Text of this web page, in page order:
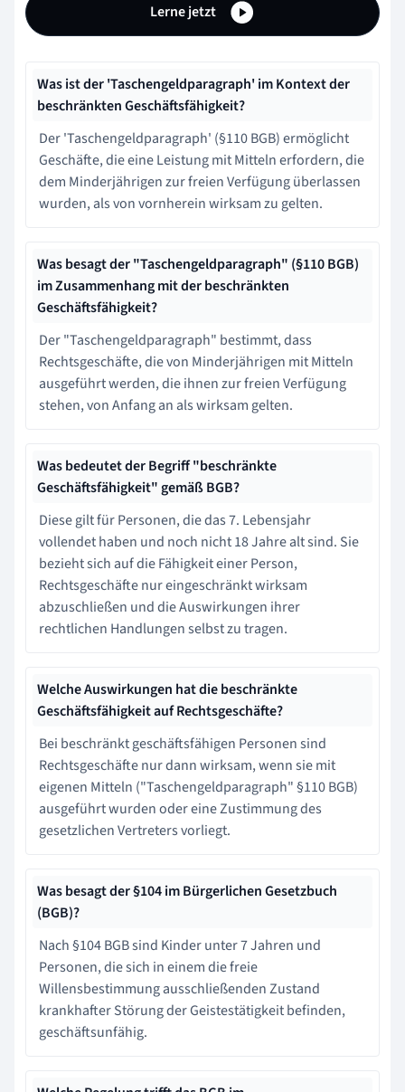
Lerne jetzt
Was ist der 'Taschengeldparagraph' im Kontext der
beschränkten Geschäftsfähigkeit?
Der 'Taschengeldparagraph' (§110 BGB) ermöglicht
Geschäfte, die eine Leistung mit Mitteln erfordern, die
dem Minderjährigen zur freien Verfügung überlassen
wurden, als von vornherein wirksam zu gelten.
Was besagt der "Taschengeldparagraph" (§110 BGB)
im Zusammenhang mit der beschränkten
Geschäftsfähigkeit?
Der "Taschengeldparagraph" bestimmt, dass
Rechtsgeschäfte, die von Minderjährigen mit Mitteln
ausgeführt werden, die ihnen zur freien Verfügung
stehen, von Anfang an als wirksam gelten.
Was bedeutet der Begriff "beschränkte
Geschäftsfähigkeit" gemäß BGB?
Diese gilt für Personen, die das 7. Lebensjahr
vollendet haben und noch nicht 18 Jahre alt sind. Sie
bezieht sich auf die Fähigkeit einer Person,
Rechtsgeschäfte nur eingeschränkt wirksam
abzuschließen und die Auswirkungen ihrer
rechtlichen Handlungen selbst zu tragen.
Welche Auswirkungen hat die beschränkte
Geschäftsfähigkeit auf Rechtsgeschäfte?
Bei beschränkt geschäftsfähigen Personen sind
Rechtsgeschäfte nur dann wirksam, wenn sie mit
eigenen Mitteln ("Taschengeldparagraph" §110 BGB)
ausgeführt wurden oder eine Zustimmung des
gesetzlichen Vertreters vorliegt.
Was besagt der §104 im Bürgerlichen Gesetzbuch
(BGB)?
Nach §104 BGB sind Kinder unter 7 Jahren und
Personen, die sich in einem die freie
Willensbestimmung ausschließenden Zustand
krankhafter Störung der Geistestätigkeit befinden,
geschäftsunfähig.